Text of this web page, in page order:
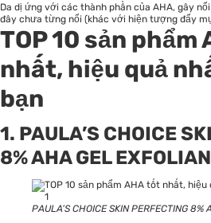
Da dị ứng với các thành phần của AHA, gây
đây chưa từng nổi (khác với hiện tượng đẩy
TOP 10 sản phẩm
nhất, hiệu quả
bạn
1. PAULA’S CHOICE
8% AHA GEL
PAULA’S CHOICE SKIN PERFECTING 8%